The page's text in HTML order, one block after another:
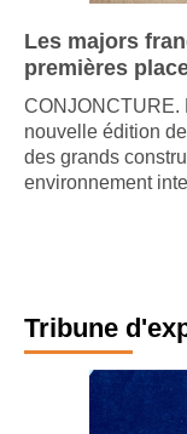
Les majors
premières
CONJONCTURE.
nouvelle édition
des grands
Tribune